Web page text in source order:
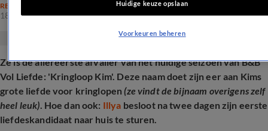
REALITY
18 juli 2025, 11:18
Ze is de allereerste afvaller van het huidige seizoen van B&B
Vol Liefde: 'Kringloop Kim'. Deze naam doet zijn eer aan Kims
grote liefde voor kringlopen(ze vindt de bijnaam overigens zelf
heel leuk). Hoe dan ook: Illya besloot na twee dagen zijn eerste
liefdeskandidaat naar huis te sturen.
Huidige keuze opslaan
Voorkeuren beheren